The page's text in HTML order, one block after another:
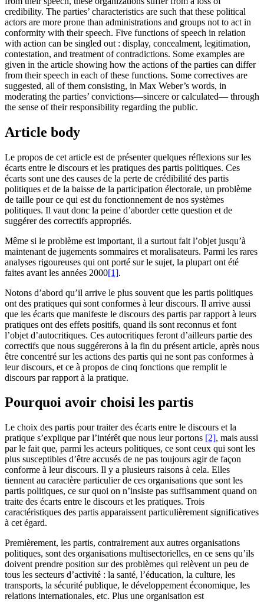
credibility. The parties’ characteristics are such that these political
actors are more prone than administrations and groups not to act in
conformity with their speech. Five functions of speech in relation
with action can be singled out : display, concealment, legitimation,
contestation, and treatment of contradictions. Some examples are
given in the article showing how the actions of the parties can differ
from their speech in each of these functions. Some correctives are
suggested, all of them consisting, in Max Weber’s words, in
moderating the parties’ convictions—sincere or calculated— through
the sense of their responsibility regarding the public.
Article body
Le propos de cet article est de présenter quelques réflexions sur les
écarts entre le discours et les pratiques des partis politiques. Ces
écarts sont une des causes de la perte de crédibilité des partis
politiques et de la baisse de la participation électorale, un problème
de taille pour ce qui est du fonctionnement de nos systèmes
politiques. Il vaut donc la peine d’aborder cette question et de
suggérer des correctifs appropriés.
Même si le problème est important, il a surtout fait l’objet jusqu’à
maintenant de jugements sommaires et moralisateurs. Parmi les rares
analyses rigoureuses qui ont porté sur le sujet, la plupart ont été
faites avant les années 2000[1].
Notons d’abord qu’il arrive le plus souvent que les partis politiques
ont des pratiques qui sont conformes à leur discours. Il arrive aussi
que les écarts que manifeste le discours des partis par rapport à leurs
pratiques ont des effets positifs, quand ils sont reconnus et font
l’objet d’autocritiques. Ces autocritiques feront d’ailleurs partie des
correctifs que nous suggérerons à la fin du présent article, après nous
être concentré sur les actions des partis qui ne sont pas conformes à
leur discours, et ce à propos de cinq fonctions que remplit le
discours par rapport à la pratique.
Pourquoi avoir choisi les partis
Le choix des partis pour traiter des écarts entre le discours et la
pratique s’explique par l’intérêt que nous leur portons [2], mais aussi
par le fait que, parmi les acteurs politiques, ce sont ceux qui sont les
plus susceptibles d’être accusés de ne pas toujours agir de façon
conforme à leur discours. Il y a plusieurs raisons à cela. Elles
tiennent au caractère particulier de ces organisations que sont les
partis politiques, ce sur quoi on n’insiste pas suffisamment quand on
traite des écarts entre le discours et les pratiques. Trois
caractéristiques des partis apparaissent particulièrement significatives
à cet égard.
Premièrement, les partis, contrairement aux autres organisations
politiques, sont des organisations multisectorielles, en ce sens qu’ils
doivent prendre position sur des problèmes qui relèvent un peu de
tous les secteurs d’activité : la santé, l’éducation, la culture, les
transports, la sécurité publique, le développement économique, les
relations internationales, etc. Plus une organisation est